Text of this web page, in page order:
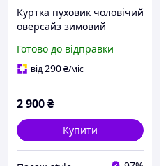
Куртка пуховик чоловічий
оверсайз зимовий
Готово до відправки
від290₴/міс
2 900₴
Купити